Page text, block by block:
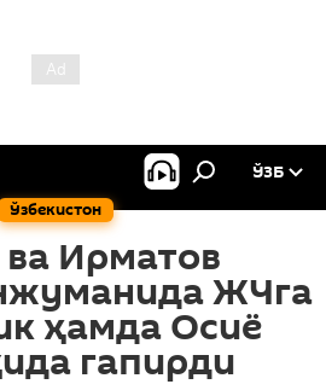
Ўзбекистон
ЎЗБ
Ирматов
ЖЧга
ҳамда Осиё
гапирди